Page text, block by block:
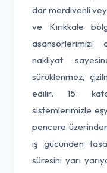
dar merdivenli
ve Kırıkkale
asansörlerimizi
nakliyat
sürüklenmez,
edilir. 15.
sistemlerimizle
pencere
iş gücünden
süresini yarı